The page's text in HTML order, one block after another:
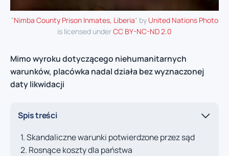
"Nimba County Prison Inmates, Liberia" by United Nations Photo
is licensed underCC BY-NC-ND 2.0
Mimo wyroku dotyczącego niehumanitarnych
warunków, placówka nadal działa bez wyznaczonej
daty likwidacji
Spis treści
Skandaliczne warunki potwierdzone przez sąd
Rosnące koszty dla państwa